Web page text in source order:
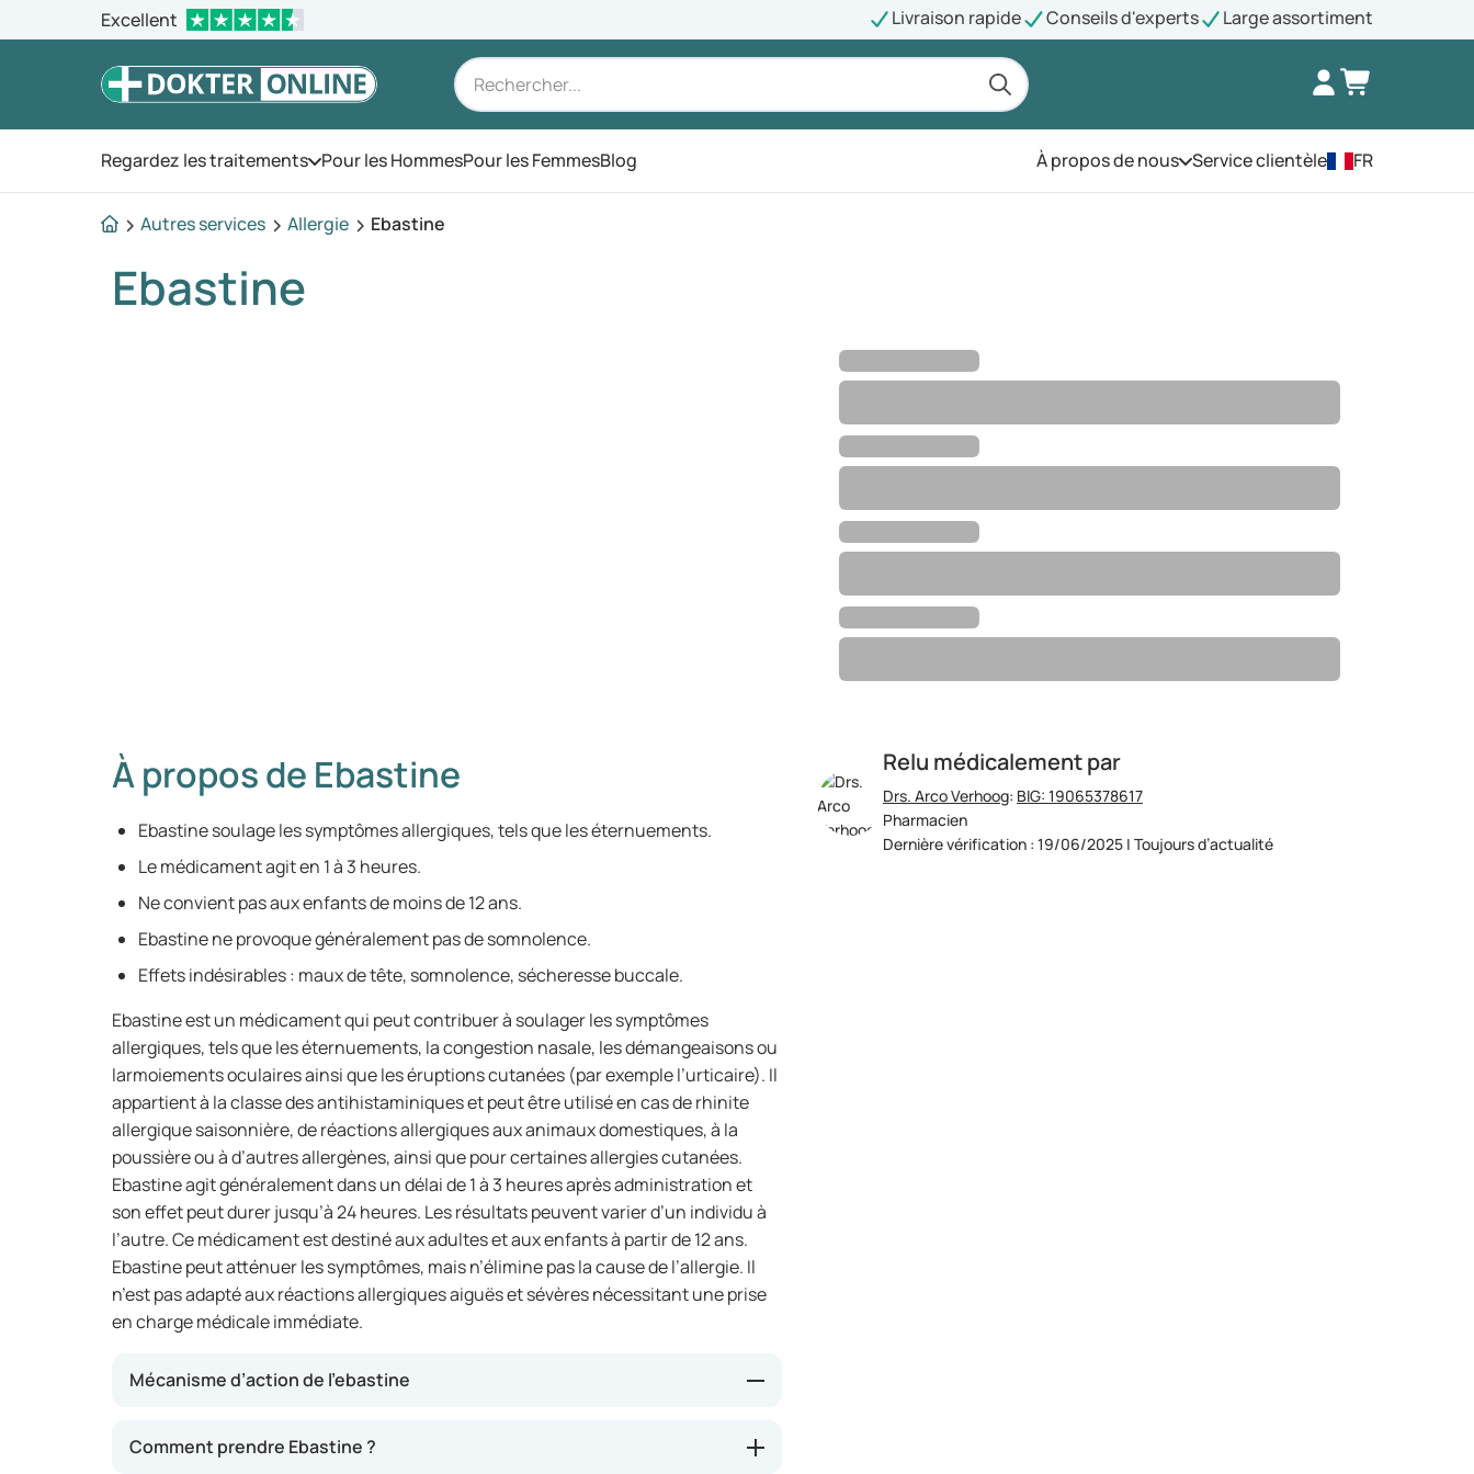
Excellent Livraison rapide Conseils d'experts Large assortiment
Regardez les traitementsOuvrez le menu
Pour les HommesPour les FemmesBlog À propos de nousOuvrez le menu
Service clientèle FR
Autres services Allergie Ebastine
Ebastine
Relu médicalement par
Drs. Arco Verhoog: BIG: 19065378617
Pharmacien
Dernière vérification : 19/06/2025 | Toujours d’actualité
À propos de Ebastine
Ebastine soulage les symptômes allergiques, tels que les éternuements.
Le médicament agit en 1 à 3 heures.
Ne convient pas aux enfants de moins de 12 ans.
Ebastine ne provoque généralement pas de somnolence.
Effets indésirables : maux de tête, somnolence, sécheresse buccale.
Ebastine est un médicament qui peut contribuer à soulager les symptômes
allergiques, tels que les éternuements, la congestion nasale, les démangeaisons ou
larmoiements oculaires ainsi que les éruptions cutanées (par exemple l’urticaire). Il
appartient à la classe des antihistaminiques et peut être utilisé en cas de rhinite
allergique saisonnière, de réactions allergiques aux animaux domestiques, à la
poussière ou à d’autres allergènes, ainsi que pour certaines allergies cutanées.
Ebastine agit généralement dans un délai de 1 à 3 heures après administration et
son effet peut durer jusqu’à 24 heures. Les résultats peuvent varier d’un individu à
l’autre. Ce médicament est destiné aux adultes et aux enfants à partir de 12 ans.
Ebastine peut atténuer les symptômes, mais n’élimine pas la cause de l’allergie. Il
n’est pas adapté aux réactions allergiques aiguës et sévères nécessitant une prise
en charge médicale immédiate.
Mécanisme d’action de l’ebastine
Ebastine bloque l’action de l’histamine, une substance libérée dans l’organisme
lors d’une réaction allergique. Cela permet de réduire les symptômes tels que
Comment prendre Ebastine ?